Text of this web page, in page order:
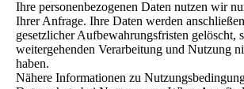
Ihre personenbezogenen Daten nutzen wir
Ihrer Anfrage. Ihre Daten werden
gesetzlicher Aufbewahrungsfristen gelöscht,
weitergehenden Verarbeitung und Nutzung
haben.
Nähere Informationen zu